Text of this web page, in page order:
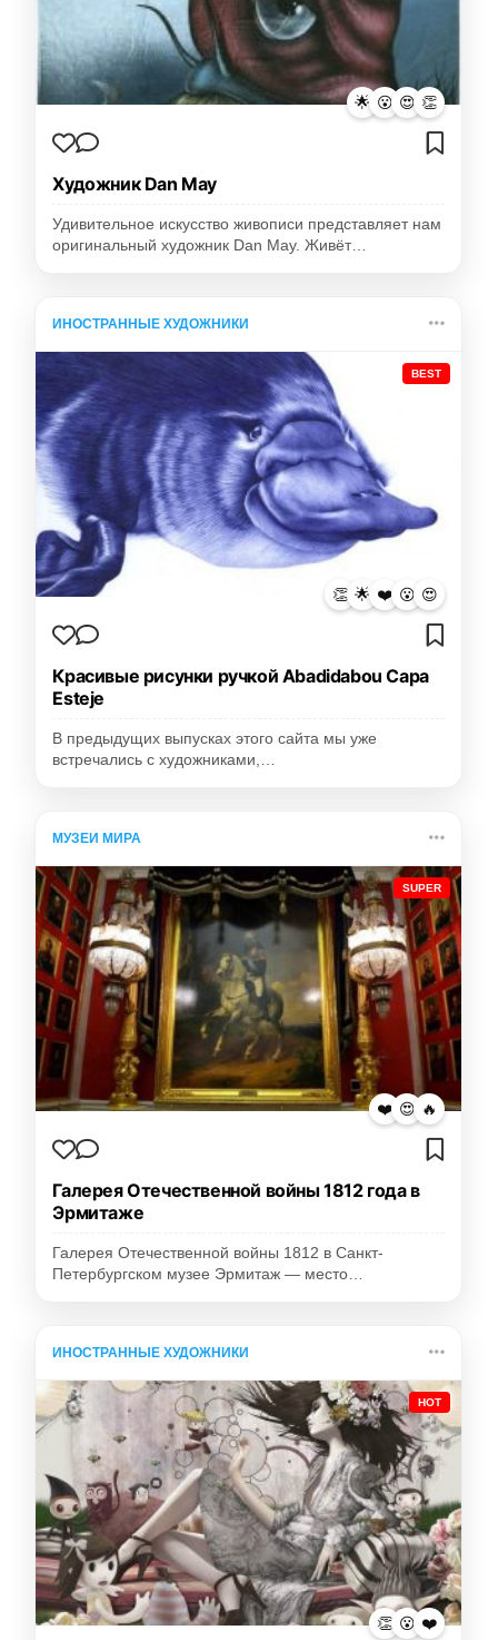
🌟 😮 😍 👏
Художник Dan May
Удивительное искусство живописи представляет нам
оригинальный художник Dan May. Живёт…
ИНОСТРАННЫЕ ХУДОЖНИКИ
BEST
👏 🌟 ❤️ 😮 😍
Красивые рисунки ручкой Abadidabou Сара
Esteje
В предыдущих выпусках этого сайта мы уже
встречались с художниками,…
МУЗЕИ МИРА
SUPER
❤️ 😍 🔥
Галерея Отечественной войны 1812 года в
Эрмитаже
Галерея Отечественной войны 1812 в Санкт-
Петербургском музее Эрмитаж — место…
ИНОСТРАННЫЕ ХУДОЖНИКИ
HOT
👏 😮 ❤️